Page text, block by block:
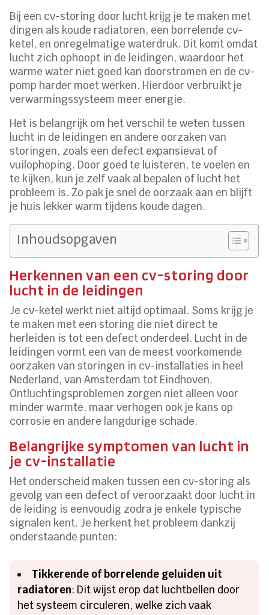
Bij een cv-storing door lucht krijg je te maken met
dingen als koude radiatoren, een borrelende cv-
ketel, en onregelmatige waterdruk. Dit komt omdat
lucht zich ophoopt in de leidingen, waardoor het
warme water niet goed kan doorstromen en de cv-
pomp harder moet werken. Hierdoor verbruikt je
verwarmingssysteem meer energie.
Het is belangrijk om het verschil te weten tussen
lucht in de leidingen en andere oorzaken van
storingen, zoals een defect expansievat of
vuilophoping. Door goed te luisteren, te voelen en
te kijken, kun je zelf vaak al bepalen of lucht het
probleem is. Zo pak je snel de oorzaak aan en blijft
je huis lekker warm tijdens koude dagen.
Inhoudsopgaven
Herkennen van een cv-storing door
lucht in de leidingen
Je cv-ketel werkt niet altijd optimaal. Soms krijg je
te maken met een storing die niet direct te
herleiden is tot een defect onderdeel. Lucht in de
leidingen vormt een van de meest voorkomende
oorzaken van storingen in cv-installaties in heel
Nederland, van Amsterdam tot Eindhoven.
Ontluchtingsproblemen zorgen niet alleen voor
minder warmte, maar verhogen ook je kans op
corrosie en andere langdurige schade.
Belangrijke symptomen van lucht in
je cv-installatie
Het onderscheid maken tussen een cv-storing als
gevolg van een defect of veroorzaakt door lucht in
de leiding is eenvoudig zodra je enkele typische
signalen kent. Je herkent het probleem dankzij
onderstaande punten:
Tikkerende of borrelende geluiden uit
radiatoren: Dit wijst erop dat luchtbellen door
het systeem circuleren, welke zich vaak